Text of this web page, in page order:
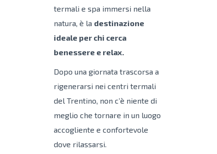
termali e spa immersi nella
natura, è la destinazione
ideale per chi cerca
benessere e relax.
Dopo una giornata trascorsa a
rigenerarsi nei centri termali
del Trentino, non c’è niente di
meglio che tornare in un luogo
accogliente e confortevole
dove rilassarsi.